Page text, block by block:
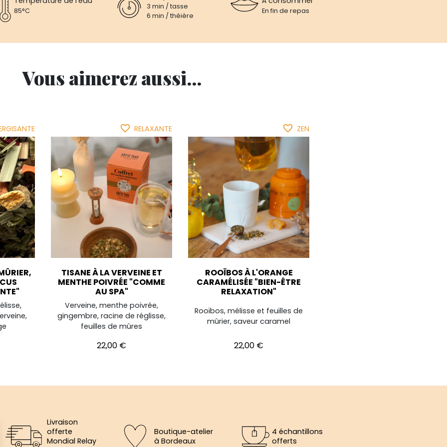
85°C
3 min / tasse
6 min / théière
En fin de repas
Vous aimerez aussi...
favorite_border RELAXANTE
TISANE À LA VERVEINE ET
MENTHE POIVRÉE "COMME
AU SPA"
Verveine, menthe poivrée,
gingembre, racine de réglisse,
feuilles de mûres
Prix
22,00 €
favorite_border ZEN
ROOÏBOS À L'ORANGE
CARAMÉLISÉE "BIEN-ÊTRE
RELAXATION"
Rooïbos, mélisse et feuilles de
mûrier, saveur caramel
Prix
22,00 €
Livraison
offerte
Mondial Relay
Boutique-atelier
à Bordeaux
4 échantillons
offerts